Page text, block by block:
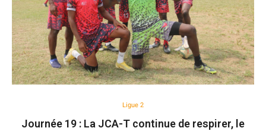
Ligue 2
Journée 19 : La JCA-T continue de respirer, le